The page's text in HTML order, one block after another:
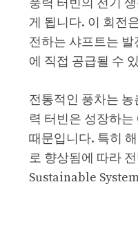
게 됩니다. 이 회전
전하는 샤프트는
에 직접 공급될 수
전통적인 풍차는
력 터빈은 성장하
때문입니다. 특히
로 향상됨에 따라
Sustainable